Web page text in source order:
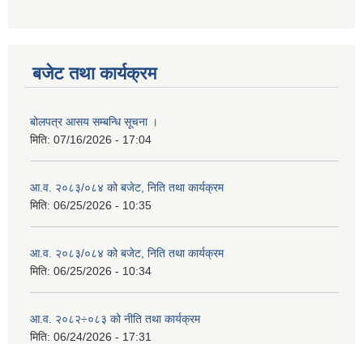
बजेट तथा कार्यक्रम
बोलपत्र आसय सम्बन्धि सूचना ।
मिति: 07/16/2026 - 17:04
आ.व. २०८३/०८४ को बजेट, निति तथा कार्यक्रम
मिति: 06/25/2026 - 10:35
आ.व. २०८३/०८४ को बजेट, निति तथा कार्यक्रम
मिति: 06/25/2026 - 10:34
आ.व. २०८२÷०८३ को नीति तथा कार्यक्रम
मिति: 06/24/2026 - 17:31